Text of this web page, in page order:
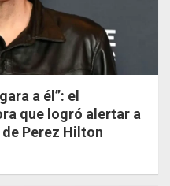
a él”: el
que logró alertar a
Perez Hilton